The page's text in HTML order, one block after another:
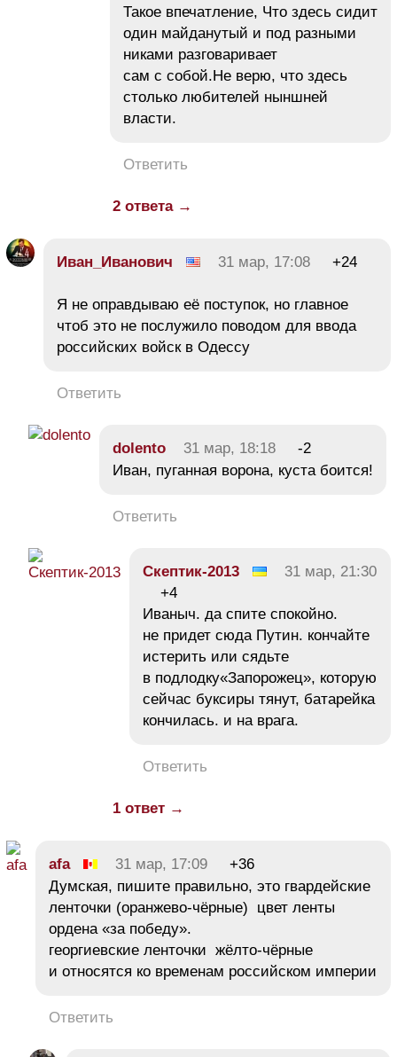
Такое впечатление, Что здесь сидит
один майданутый и под разными
никами разговаривает
сам с собой.Не верю, что здесь
столько любителей ныншней
власти.
Ответить
2 ответа →
Иван_Иванович 31 мар, 17:08 +24
Я не оправдываю её поступок, но главное
чтоб это не послужило поводом для ввода
российских войск в Одессу
Ответить
dolento 31 мар, 18:18
-2
Иван, пуганная ворона, куста боится!
Ответить
Скептик-2013
31 мар, 21:30
+4
Иваныч. да спите спокойно.
не придет сюда Путин. кончайте
истерить или сядьте
в подлодку«Запорожец», которую
сейчас буксиры тянут, батарейка
кончилась. и на врага.
Ответить
1 ответ →
afa 31 мар, 17:09
+36
Думская, пишите правильно, это гвардейские
ленточки (оранжево-чёрные) цвет ленты
ордена «за победу».
георгиевские ленточки жёлто-чёрные
и относятся ко временам российском империи
Ответить